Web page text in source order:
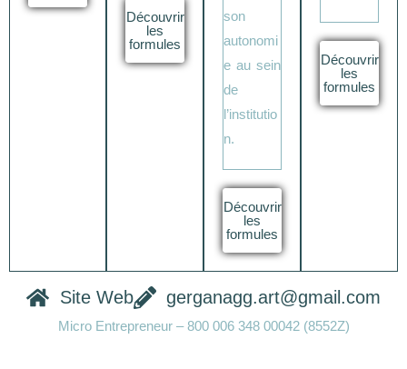
Découvrir
les
formules
son
autonomi
e au sein
de
l’institutio
n.
Découvrir
les
formules
Découvrir
les
formules
Site Web gerganagg.art@gmail.com
Micro Entrepreneur – 800 006 348 00042 (8552Z)